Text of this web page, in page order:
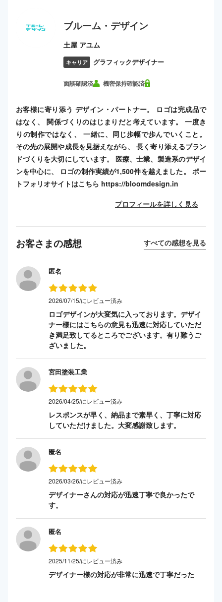
ブルーム・デザイン
土屋 アユム
キャリア グラフィックデザイナー
面談確認済 機密保持確認済
お客様に寄り添う デザイン・パートナー。 ロゴは完成品で
はなく、 関係づくりのはじまりだと考えています。 一度き
りの制作ではなく、 一緒に、同じ歩幅で歩んでいくこと。
その先の展開や成長を見据えながら、 長く寄り添えるブラン
ドづくりを大切にしています。 医療、士業、製造系のデザイ
ンを中心に、 ロゴの制作実績が1,500件を越えました。 ポー
トフォリオサイトはこちら https://bloomdesign.in
プロフィールを詳しく見る
お客さまの感想 すべての感想を見る
匿名
2026/07/15/にレビュー済み
ロゴデザインが大変気に入っております。デザイ
ナー様にはこちらの意見も迅速に対応していただ
き満足致してるところでございます。有り難うご
ざいました。
宮田塗装工業
2026/04/25/にレビュー済み
レスポンスが早く、納品まで素早く、丁寧に対応
していただけました。大変感謝致します。
匿名
2026/03/26/にレビュー済み
デザイナーさんの対応が迅速丁寧で良かったで
す。
匿名
2025/11/25/にレビュー済み
デザイナー様の対応が非常に迅速で丁寧だった